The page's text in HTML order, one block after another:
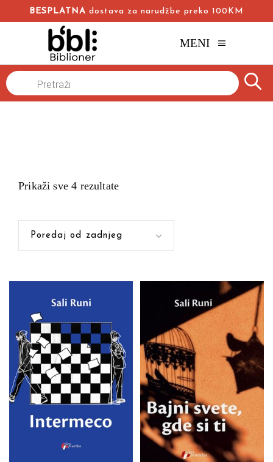
BESPLATNA dostava za narudžbe preko 100KM
MENI
Naslovna
Products
search
Prikaži sve 4 rezultate
Poredaj od zadnjeg